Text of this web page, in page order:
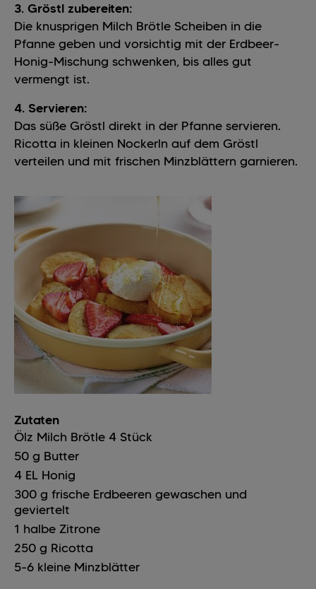
3. Gröstl zubereiten:
Die knusprigen Milch Brötle Scheiben in die
Pfanne geben und vorsichtig mit der Erdbeer-
Honig-Mischung schwenken, bis alles gut
vermengt ist.
4. Servieren:
Das süße Gröstl direkt in der Pfanne servieren.
Ricotta in kleinen Nockerln auf dem Gröstl
verteilen und mit frischen Minzblättern garnieren.
Zutaten
Ölz Milch Brötle 4 Stück
50 g Butter
4 EL Honig
300 g frische Erdbeeren gewaschen und
geviertelt
1 halbe Zitrone
250 g Ricotta
5-6 kleine Minzblätter